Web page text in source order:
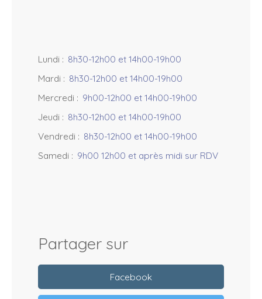
Lundi : 8h30-12h00 et 14h00-19h00
Mardi : 8h30-12h00 et 14h00-19h00
Mercredi : 9h00-12h00 et 14h00-19h00
Jeudi : 8h30-12h00 et 14h00-19h00
Vendredi : 8h30-12h00 et 14h00-19h00
Samedi : 9h00 12h00 et après midi sur RDV
Partager sur
Facebook